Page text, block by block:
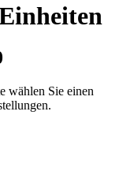
wählen Sie einen